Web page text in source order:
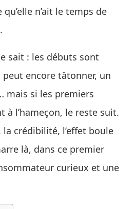
n’ait le temps de
sait : les débuts sont
encore tâtonner, un
mais si les premiers
l’hameçon, le reste suit.
crédibilité, l’effet boule
là, dans ce premier
curieux et une